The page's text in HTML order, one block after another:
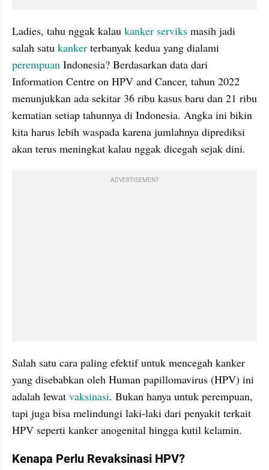
Ladies, tahu nggak kalau kanker serviks masih jadi
salah satu kanker
perempuan Indonesia? Berdasarkan data dari
Information Centre on HPV and Cancer, tahun 2022
menunjukkan ada sekitar 36 ribu kasus baru dan 21 ribu
kematian setiap tahunnya di Indonesia. Angka ini bikin
kita harus lebih waspada karena jumlahnya diprediksi
akan terus meningkat kalau nggak dicegah sejak dini.
ADVERTISEMENT
Salah satu cara paling efektif untuk mencegah kanker
yang disebabkan oleh Human papillomavirus (HPV) ini
adalah lewat vaksinasi. Bukan hanya untuk perempuan,
tapi juga bisa melindungi laki-laki dari penyakit terkait
HPV seperti kanker anogenital hingga kutil kelamin.
Kenapa Perlu Revaksinasi HPV?